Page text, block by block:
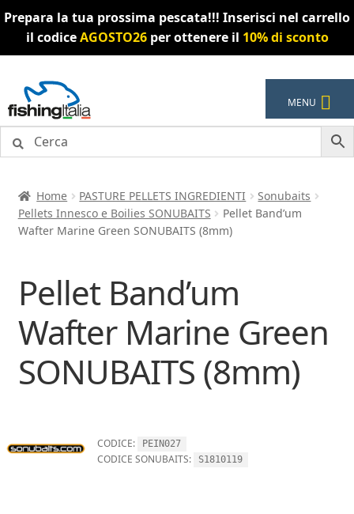
Prepara la tua prossima pescata!!! Inserisci nel carrello
il codiceAGOSTO26per ottenere il 10% di sconto
alla
navigazione
al
contenuto
MENU
Home PASTURE PELLETS INGREDIENTI
Sonubaits
Pellets Innesco e Boilies SONUBAITS
Pellet Band’um
Wafter Marine Green SONUBAITS (8mm)
Pellet Band’um
Wafter Marine Green
SONUBAITS (8mm)
CODICE: PEIN027
CODICE SONUBAITS: S1810119